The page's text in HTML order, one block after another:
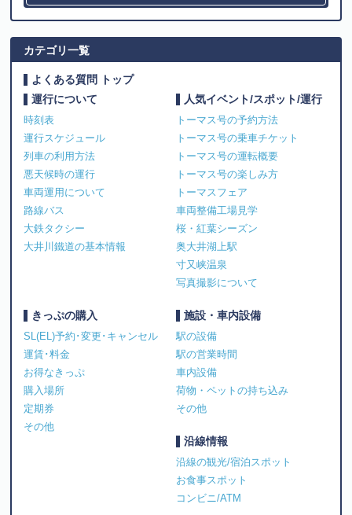
カテゴリ一覧
よくある質問 トップ
運行について
時刻表
運行スケジュール
列車の利用方法
悪天候時の運行
車両運用について
路線バス
大鉄タクシー
大井川鐵道の基本情報
人気イベント/スポット/運行
トーマス号の予約方法
トーマス号の乗車チケット
トーマス号の運転概要
トーマス号の楽しみ方
トーマスフェア
車両整備工場見学
桜・紅葉シーズン
奥大井湖上駅
寸又峡温泉
写真撮影について
きっぷの購入
SL(EL)予約･変更･キャンセル
運賃･料金
お得なきっぷ
購入場所
定期券
その他
施設・車内設備
駅の設備
駅の営業時間
車内設備
荷物・ペットの持ち込み
その他
沿線情報
沿線の観光/宿泊スポット
お食事スポット
コンビニ/ATM